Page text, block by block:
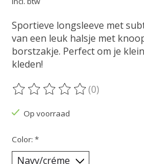
Sportieve longsleeve met
van een leuk halsje met
borstzakje. Perfect om je
kleden!
De beoordeling van dit
(0)
Op voorraad
Color: *